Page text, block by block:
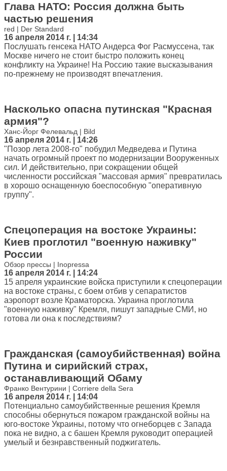
Глава НАТО: Россия должна быть
частью решения
red | Der Standard
16 апреля 2014 г. | 14:34
Послушать генсека НАТО Андерса Фог Расмуссена, так
Москве ничего не стоит быстро положить конец
конфликту на Украине! На Россию такие высказывания
по-прежнему не производят впечатления.
Насколько опасна путинская "Красная
армия"?
Ханс-Йорг Фелевальд | Bild
16 апреля 2014 г. | 14:26
"Позор лета 2008-го" побудил Медведева и Путина
начать огромный проект по модернизации Вооруженных
сил. И действительно, при сокращении общей
численности российская "массовая армия" превратилась
в хорошо оснащенную боеспособную "оперативную
группу".
Спецоперация на востоке Украины:
Киев проглотил "военную наживку"
России
Обзор прессы | Inopressa
16 апреля 2014 г. | 14:24
15 апреля украинские войска приступили к спецоперации
на востоке страны, с боем отбив у сепаратистов
аэропорт возле Краматорска. Украина проглотила
"военную наживку" Кремля, пишут западные СМИ, но
готова ли она к последствиям?
Гражданская (самоубийственная) война
Путина и сирийский страх,
останавливающий Обаму
Франко Вентурини | Corriere della Sera
16 апреля 2014 г. | 14:04
Потенциально самоубийственные решения Кремля
способны обернуться пожаром гражданской войны на
юго-востоке Украины, потому что огнеборцев с Запада
пока не видно, а с башен Кремля руководит операцией
умелый и безнравственный поджигатель.